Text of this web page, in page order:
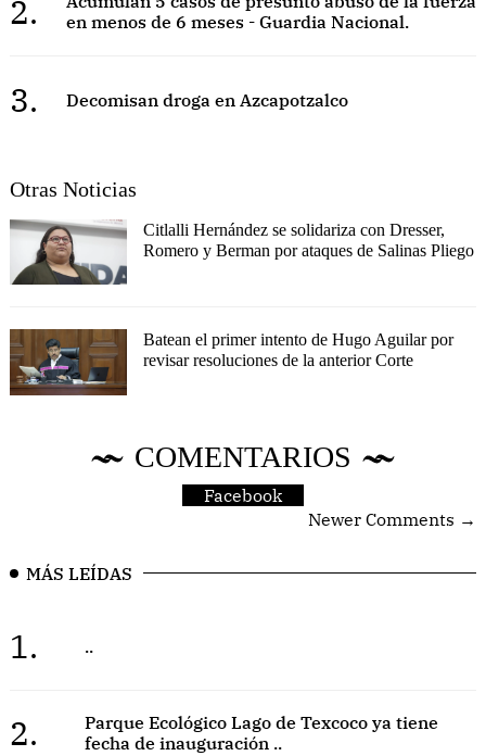
2.
en menos de 6 meses - Guardia Nacional.
3. Decomisan droga en Azcapotzalco
Otras Noticias
Citlalli Hernández se solidariza con Dresser,
Romero y Berman por ataques de Salinas Pliego
Batean el primer intento de Hugo Aguilar por
revisar resoluciones de la anterior Corte
COMENTARIOS
Facebook
Newer Comments →
MÁS LEÍDAS
1. ..
2.
Parque Ecológico Lago de Texcoco ya tiene
fecha de inauguración ..